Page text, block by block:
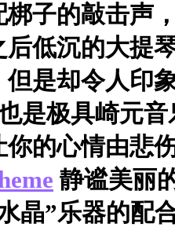
子的敲击声
低沉的大提
是却令人印
是极具崎元
的心情由悲
静谧美丽
晶”乐器的配